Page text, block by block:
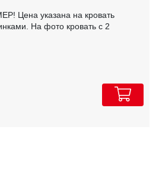
Цена указана на кровать
На фото кровать с 2